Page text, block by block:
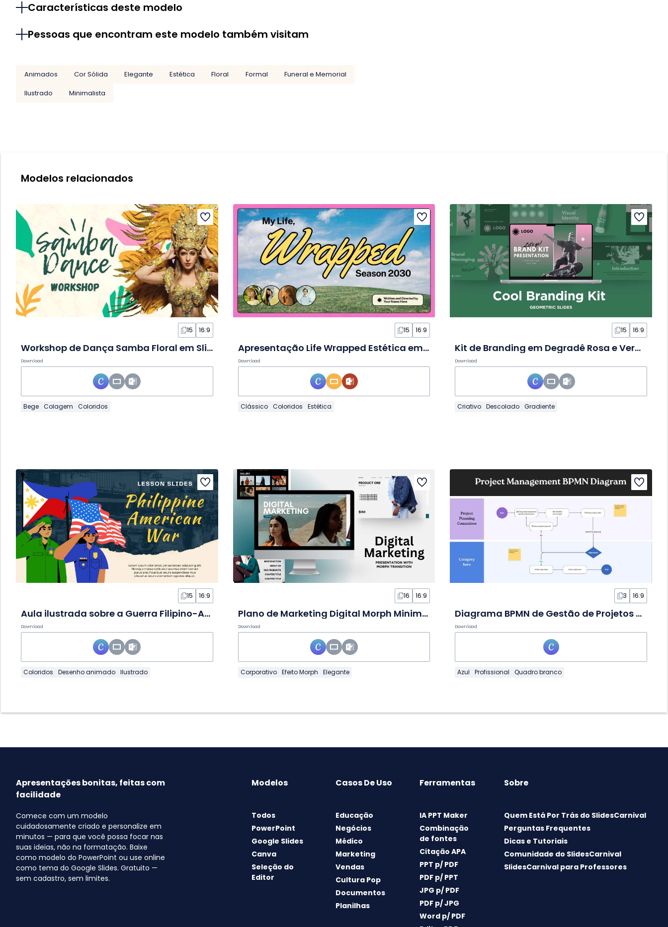
Características deste modelo
Pessoas que encontram este modelo também visitam
Animados Cor Sólida Elegante Estética Floral Formal
Funeral e Memorial
Ilustrado
Minimalista
Modelos relacionados
15 16:9
Workshop de Dança Samba Floral em Slides
Download
Bege Colagem Coloridos
15 16:9
Apresentação Life Wrapped Estética em Slides
Download
Clássico Coloridos Estética
15 16:9
Kit de Branding em Degradê Rosa e Verde em Slides
Download
Criativo Descolado Gradiente
15 16:9
Aula ilustrada sobre a Guerra Filipino-Americana em Slides
Download
Coloridos Desenho animado Ilustrado
16 16:9
Plano de Marketing Digital Morph Minimalista em Slides
Download
Corporativo Efeito Morph Elegante
3 16:9
Diagrama BPMN de Gestão de Projetos em Quadro Branco
Download
Azul Profissional Quadro branco
Apresentações bonitas, feitas com
facilidade
Comece com um modelo
cuidadosamente criado e personalize em
minutos — para que você possa focar nas
suas ideias, não na formatação. Baixe
como modelo do PowerPoint ou use online
como tema do Google Slides. Gratuito —
sem cadastro, sem limites.
Modelos
Todos
PowerPoint
Google Slides
Canva
Seleção do
Editor
Casos De Uso
Educação
Negócios
Médico
Marketing
Vendas
Cultura Pop
Documentos
Planilhas
Ferramentas
IA PPT Maker
Combinação
de fontes
Citação APA
PPT p/ PDF
PDF p/ PPT
JPG p/ PDF
PDF p/ JPG
Word p/ PDF
Sobre
Quem Está Por Trás do SlidesCarnival
Perguntas Frequentes
Dicas e Tutoriais
Comunidade do SlidesCarnival
SlidesCarnival para Professores